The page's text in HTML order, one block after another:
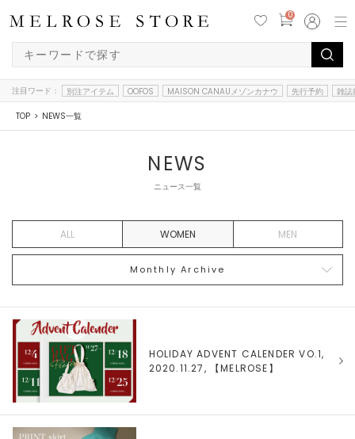
0
注目ワード： 別注アイテム OOFOS MAISON CANAUメゾンカナウ 先行予約 雑誌
TOP NEWS一覧
NEWS
ニュース一覧
ALL WOMEN MEN
Monthly Archive
HOLIDAY ADVENT CALENDER VO.1,
2020.11.27, 【MELROSE】